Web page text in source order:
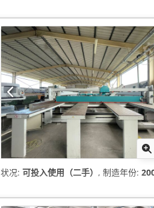
状况: 可投入使用（二手） , 制造年份: